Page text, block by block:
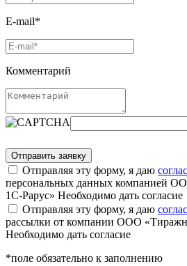
E-mail*
Комментарий
Отправляя эту форму, я даю
персональных данных компанией
1С-Рарус» Необходимо дать согласие
Отправляя эту форму, я даю
рассылки от компании ООО
Необходимо дать согласие
*поле обязательно к заполнению